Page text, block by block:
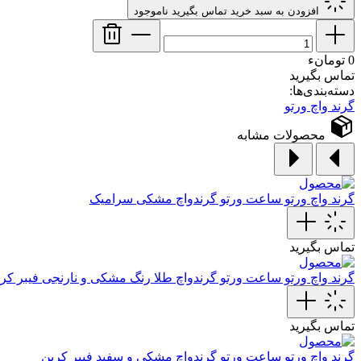
افزودن به سبد خرید تماس بگیرید ناموجود
0 تومانء
تماس بگیرید
دسته‌بندی‌ها:
گرند واچ ورتو
محصولات مشابه
گرند واچ ورتو ساعت ورتو گرندواچ مشکی سرامیک
تماس بگیرید
گرند واچ ورتو ساعت ورتو گرندواچ طلا رنگ مشکی و نارنجی فیبر‌
تماس بگیرید
گرند واچ ورتو ساعت ورتو گرندواچ مشکی و سفید فیبر کربن